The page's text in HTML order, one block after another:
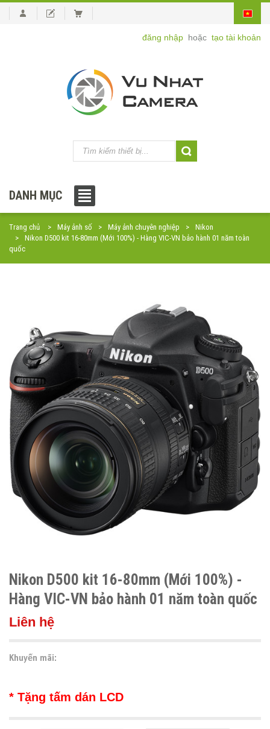
đăng nhập hoặc tạo tài khoản
DANH MỤC
Trang chủ Máy ảnh số Máy ảnh chuyên nghiệp
Nikon
Nikon D500 kit 16-80mm (Mới 100%) - Hàng VIC-VN bảo hành 01 năm toàn
quốc
Nikon D500 kit 16-80mm (Mới 100%) -
Hàng VIC-VN bảo hành 01 năm toàn quốc
Liên hệ
Khuyến mãi:
* Tặng tấm dán LCD